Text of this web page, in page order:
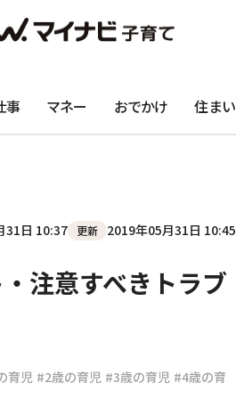
事 マネー おでかけ 住まい
31日 10:37 更新 2019年05月31日 10:45
注意すべきトラブ
育児 #2歳の育児 #3歳の育児 #4歳の育